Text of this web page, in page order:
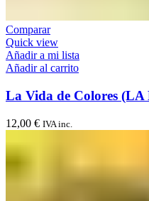
Comparar
Quick view
Añadir a mi lista
Añadir al carrito
La Vida de Colores
12,00 € IVA inc.